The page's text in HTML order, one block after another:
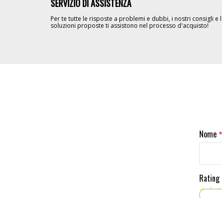
SERVIZIO DI ASSISTENZA
Per te tutte le risposte a problemi e dubbi, i nostri consigli e
soluzioni proposte ti assistono nel processo d'acquisto!
Nome
Rating